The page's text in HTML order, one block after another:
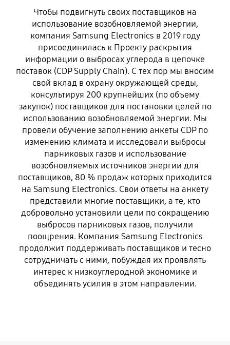
Чтобы подвигнуть своих поставщиков на
использование возобновляемой энергии,
компания Samsung Electronics в 2019 году
присоединилась к Проекту раскрытия
информации о выбросах углерода в цепочке
поставок (CDP Supply Chain). С тех пор мы вносим
свой вклад в охрану окружающей среды,
консультируя 200 крупнейших (по объему
закупок) поставщиков для постановки целей по
использованию возобновляемой энергии. Мы
провели обучение заполнению анкеты CDP по
изменению климата и исследовали выбросы
парниковых газов и использование
возобновляемых источников энергии для
поставщиков, 80 % продаж которых приходится
на Samsung Electronics. Свои ответы на анкету
представили многие поставщики, а те, кто
добровольно установили цели по сокращению
выбросов парниковых газов, получили
поощрения. Компания Samsung Electronics
продолжит поддерживать поставщиков и тесно
сотрудничать с ними, побуждая их проявлять
интерес к низкоуглеродной экономике и
объединять усилия в этом направлении.